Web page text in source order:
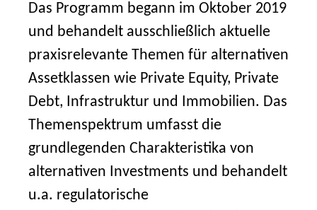
Das Programm begann im Oktober 2019
und behandelt ausschließlich aktuelle
praxisrelevante Themen für alternativen
Assetklassen wie Private Equity, Private
Debt, Infrastruktur und Immobilien. Das
Themenspektrum umfasst die
grundlegenden Charakteristika von
alternativen Investments und behandelt
u.a. regulatorische